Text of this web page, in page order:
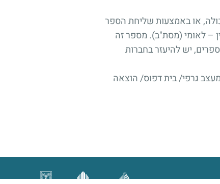
או באמצעות שליחת הספר
– לאומי (מסת"ב). מספר זה
יש להיעזר בחברות
גרפי/ בית דפוס/ הוצאה